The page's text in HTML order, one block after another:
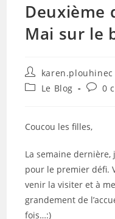
Deuxième
Mai sur le
Auteur/autrice
de
karen.plouhinec
PostLe Blog 0
Coucou les filles,
La semaine dernière,
pour le premier défi.
venir la visiter et à
grandement de
fois…:)